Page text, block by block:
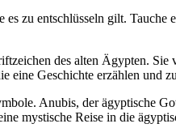
zu entschlüsseln gilt.
des alten Ägypten.
Geschichte erzählen und
Anubis, der ägyptische
mystische Reise in die